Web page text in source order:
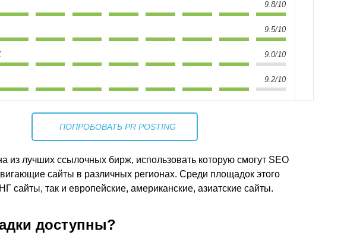
9.8/10
9.5/10
9.0/10
9.2/10
ПОПРОБОВАТЬ PR POSTING
из лучших ссылочных бирж, использовать которую смогут SEO
сайты в различных регионах. Среди площадок этого
сайты, так и европейские, американские, азиатские сайты.
доступны?